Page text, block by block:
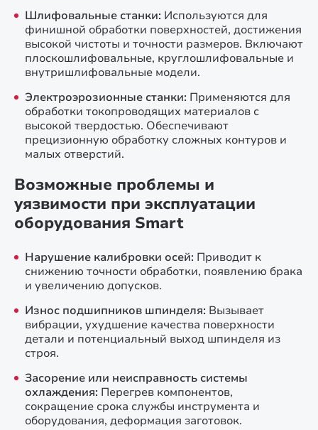
Шлифовальные станки: Используются для
финишной обработки поверхностей, достижения
высокой чистоты и точности размеров. Включают
плоскошлифовальные, круглошлифовальные и
внутришлифовальные модели.
Электроэрозионные станки: Применяются для
обработки токопроводящих материалов с
высокой твердостью. Обеспечивают
прецизионную обработку сложных контуров и
малых отверстий.
Возможные проблемы и
уязвимости при эксплуатации
оборудования Smart
Нарушение калибровки осей: Приводит к
снижению точности обработки, появлению брака
и увеличению допусков.
Износ подшипников шпинделя: Вызывает
вибрации, ухудшение качества поверхности
детали и потенциальный выход шпинделя из
строя.
Засорение или неисправность системы
охлаждения: Перегрев компонентов,
сокращение срока службы инструмента и
оборудования, деформация заготовок.